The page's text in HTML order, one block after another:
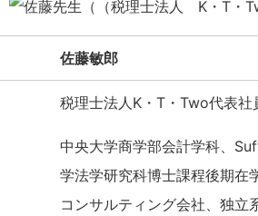
佐藤敏郎
税理士法人K・T・Two代表社
中央大学商学部会計学科、
学法学研究科博士課程後期在
コンサルティング会社、独立